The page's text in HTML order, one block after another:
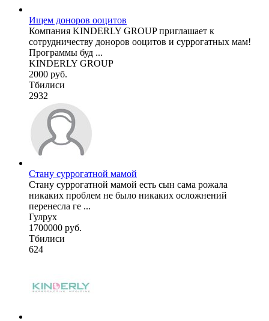
Ищем доноров ооцитов
Компания KINDERLY GROUP приглашает к
сотрудничеству доноров ооцитов и суррогатных мам!
Программы буд ...
KINDERLY GROUP
2000 руб.
Тбилиси
2932
Стану суррогатной мамой
Стану суррогатной мамой есть сын сама рожала
никаких проблем не было никаких осложнений
перенесла ге ...
Гулрух
1700000 руб.
Тбилиси
624